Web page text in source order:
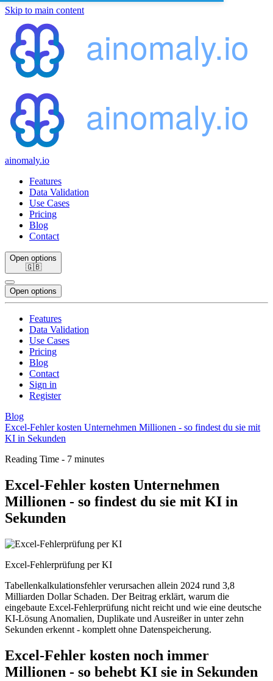
Skip to main content
ainomaly.io
Features
Data Validation
Use Cases
Pricing
Blog
Contact
Open options
🇬🇧
Open options
Features
Data Validation
Use Cases
Pricing
Blog
Contact
Sign in
Register
Blog
Excel-Fehler kosten Unternehmen Millionen - so findest du sie mit
KI in Sekunden
Reading Time - 7 minutes
Excel-Fehler kosten Unternehmen
Millionen - so findest du sie mit KI in
Sekunden
Excel-Fehlerprüfung per KI
Tabellenkalkulationsfehler verursachen allein 2024 rund 3,8
Milliarden Dollar Schaden. Der Beitrag erklärt, warum die
eingebaute Excel-Fehlerprüfung nicht reicht und wie eine deutsche
KI-Lösung Anomalien, Duplikate und Ausreißer in unter zehn
Sekunden erkennt - komplett ohne Datenspeicherung.
Excel-Fehler kosten noch immer
Millionen - so behebt KI sie in Sekunden